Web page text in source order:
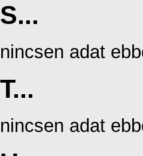
S...
nincsen adat
T...
nincsen adat